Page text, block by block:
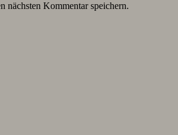
nächsten Kommentar speichern.